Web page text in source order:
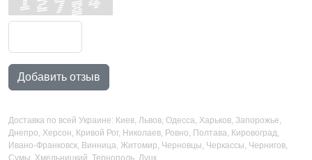
Добавить отзыв
Доставка по всей Украине: Киев, Львов, Одесса, Харьков, Запорожье,
Днепро, Херсон, Кривой Рог, Николаев, Ровно, Полтава, Кировоград,
Ивано-Франковск, Винница, Житомир, Черновцы, Черкассы, Чернигов,
Сумы, Хмельницкий, Тернополь, Луцк